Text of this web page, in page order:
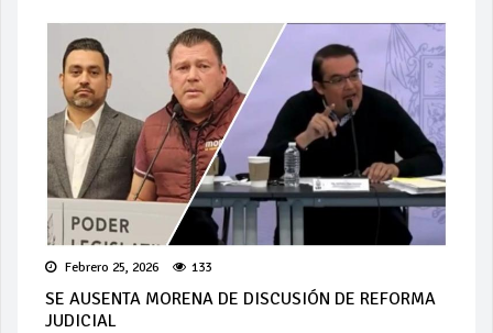
Febrero 25, 2026 133
SE AUSENTA MORENA DE DISCUSIÓN DE REFORMA
JUDICIAL